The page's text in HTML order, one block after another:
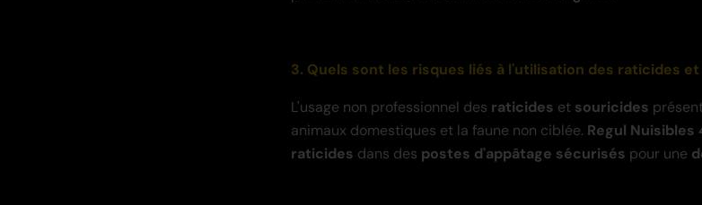
3. Quels sont les risques liés à l'utilisation des raticides
L'usage non professionnel des raticides et souricides
animaux domestiques et la faune non ciblée. Regul Nuisibles
raticides dans des postes d'appâtage sécurisés pour une